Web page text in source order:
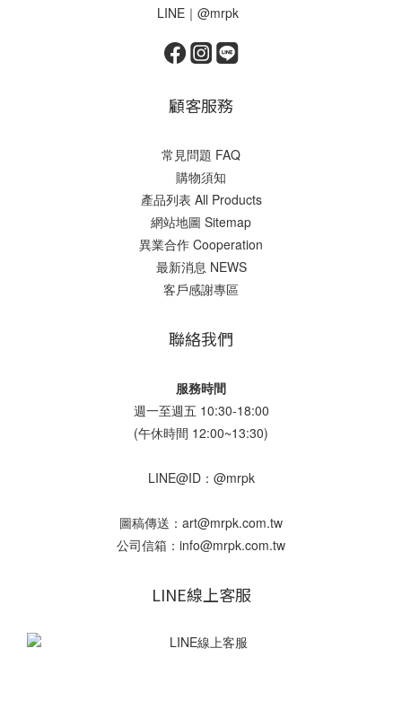
LINE｜@mrpk
顧客服務
常見問題 FAQ
購物須知
產品列表 All Products
網站地圖 Sitemap
異業合作 Cooperation
最新消息 NEWS
客戶感謝專區
聯絡我們
服務時間
週一至週五 10:30-18:00
(午休時間 12:00~13:30)
LINE@ID：@mrpk
圖稿傳送：art@mrpk.com.tw
公司信箱：info@mrpk.com.tw
LINE線上客服